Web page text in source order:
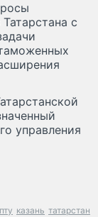
с
управления
пту казань татарстан